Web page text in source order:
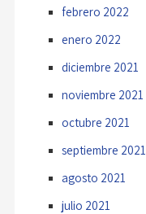
febrero 2022
enero 2022
diciembre 2021
noviembre 2021
octubre 2021
septiembre 2021
agosto 2021
julio 2021